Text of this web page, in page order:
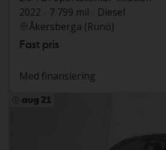
2022
7 799 mil
Diesel
Åkersberga (Runö)
Fast pris
Med finansiering
aug 21